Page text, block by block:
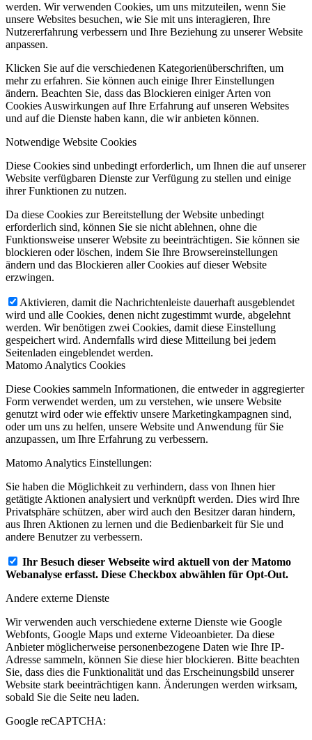
werden. Wir verwenden Cookies, um uns mitzuteilen, wenn Sie
unsere Websites besuchen, wie Sie mit uns interagieren, Ihre
Nutzererfahrung verbessern und Ihre Beziehung zu unserer Website
anpassen.
Klicken Sie auf die verschiedenen Kategorienüberschriften, um
mehr zu erfahren. Sie können auch einige Ihrer Einstellungen
ändern. Beachten Sie, dass das Blockieren einiger Arten von
Cookies Auswirkungen auf Ihre Erfahrung auf unseren Websites
und auf die Dienste haben kann, die wir anbieten können.
Notwendige Website Cookies
Diese Cookies sind unbedingt erforderlich, um Ihnen die auf unserer
Website verfügbaren Dienste zur Verfügung zu stellen und einige
ihrer Funktionen zu nutzen.
Da diese Cookies zur Bereitstellung der Website unbedingt
erforderlich sind, können Sie sie nicht ablehnen, ohne die
Funktionsweise unserer Website zu beeinträchtigen. Sie können sie
blockieren oder löschen, indem Sie Ihre Browsereinstellungen
ändern und das Blockieren aller Cookies auf dieser Website
erzwingen.
Aktivieren, damit die Nachrichtenleiste dauerhaft ausgeblendet
wird und alle Cookies, denen nicht zugestimmt wurde, abgelehnt
werden. Wir benötigen zwei Cookies, damit diese Einstellung
gespeichert wird. Andernfalls wird diese Mitteilung bei jedem
Seitenladen eingeblendet werden.
Matomo Analytics Cookies
Diese Cookies sammeln Informationen, die entweder in aggregierter
Form verwendet werden, um zu verstehen, wie unsere Website
genutzt wird oder wie effektiv unsere Marketingkampagnen sind,
oder um uns zu helfen, unsere Website und Anwendung für Sie
anzupassen, um Ihre Erfahrung zu verbessern.
Matomo Analytics Einstellungen:
Sie haben die Möglichkeit zu verhindern, dass von Ihnen hier
getätigte Aktionen analysiert und verknüpft werden. Dies wird Ihre
Privatsphäre schützen, aber wird auch den Besitzer daran hindern,
aus Ihren Aktionen zu lernen und die Bedienbarkeit für Sie und
andere Benutzer zu verbessern.
Ihr Besuch dieser Webseite wird aktuell von der Matomo
Webanalyse erfasst. Diese Checkbox abwählen für Opt-Out.
Andere externe Dienste
Wir verwenden auch verschiedene externe Dienste wie Google
Webfonts, Google Maps und externe Videoanbieter. Da diese
Anbieter möglicherweise personenbezogene Daten wie Ihre IP-
Adresse sammeln, können Sie diese hier blockieren. Bitte beachten
Sie, dass dies die Funktionalität und das Erscheinungsbild unserer
Website stark beeinträchtigen kann. Änderungen werden wirksam,
sobald Sie die Seite neu laden.
Google reCAPTCHA: